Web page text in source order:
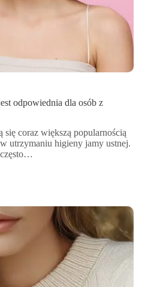
odpowiednia dla osób z
się coraz większą popularnością
utrzymaniu higieny jamy ustnej.